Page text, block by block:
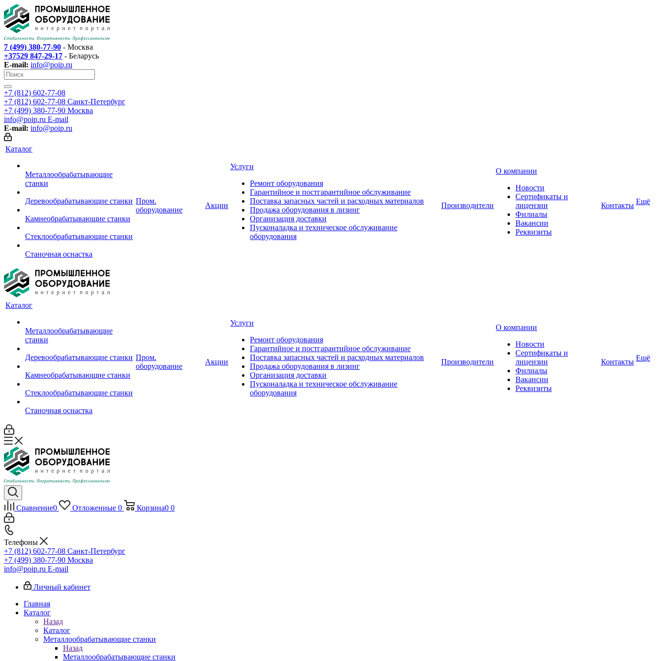
7 (499) 380-77-90 - Москва
+37529 847-29-17 - Беларусь
E-mail: info@poip.ru
+7 (812) 602-77-08
+7 (812) 602-77-08 Санкт-Петербург
+7 (499) 380-77-90 Москва
info@poip.ru E-mail
E-mail: info@poip.ru
Каталог
Металлообрабатывающие
станки
Деревообрабатывающие станки
Камнеобрабатывающие станки
Стеклообрабатывающие станки
Станочная оснастка
Пром.
оборудование
Акции
Услуги
Ремонт оборудования
Гарантийное и постгарантийное обслуживание
Поставка запасных частей и расходных материалов
Продажа оборудования в лизинг
Организация доставки
Пусконаладка и техническое обслуживание
оборудования
Производители
О компании
Новости
Сертификаты и
лицензии
Филиалы
Вакансии
Реквизиты
Контакты Ещё
Каталог
Металлообрабатывающие
станки
Деревообрабатывающие станки
Камнеобрабатывающие станки
Стеклообрабатывающие станки
Станочная оснастка
Пром.
оборудование
Акции
Услуги
Ремонт оборудования
Гарантийное и постгарантийное обслуживание
Поставка запасных частей и расходных материалов
Продажа оборудования в лизинг
Организация доставки
Пусконаладка и техническое обслуживание
оборудования
Производители
О компании
Новости
Сертификаты и
лицензии
Филиалы
Вакансии
Реквизиты
Контакты Ещё
Сравнение0 Отложенные 0 Корзина0 0
Телефоны
+7 (812) 602-77-08 Санкт-Петербург
+7 (499) 380-77-90 Москва
info@poip.ru E-mail
Личный кабинет
Главная
Каталог
Назад
Каталог
Металлообрабатывающие станки
Назад
Металлообрабатывающие станки